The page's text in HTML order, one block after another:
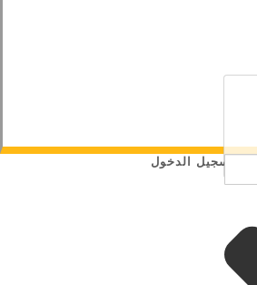
تسجيل الدخول